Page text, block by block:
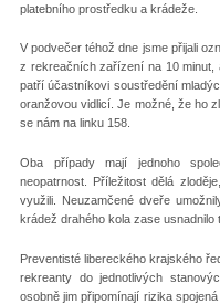
platebního prostředku a krádeže.
V podvečer téhož dne jsme přijali
z rekreačních zařízení na 10 minut,
patří účastníkovi soustředění
oranžovou vidlicí. Je možné, že ho
se nám na linku 158.
Oba případy mají jednoho
neopatrnost. Příležitost dělá
využili. Neuzamčené dveře
krádež drahého kola zase usnadnilo
Preventisté libereckého krajského
rekreanty do jednotlivých
osobně jim připomínají rizika